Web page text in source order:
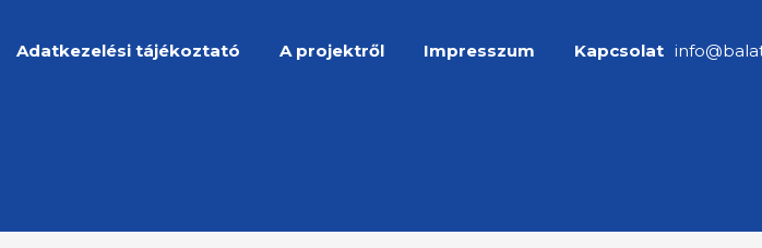
Adatkezelési tájékoztató A projektről Impresszum Kapcsolat